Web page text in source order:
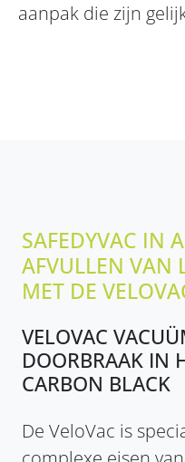
aanpak die zijn
SAFEDYVAC IN
AFVULLEN VAN
MET DE
VELOVAC
DOORBRAAK IN
CARBON BLACK
De VeloVac is